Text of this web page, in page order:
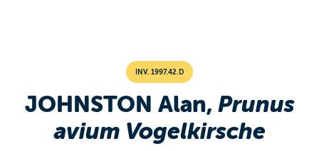
INV. 1997.42.D
JOHNSTON Alan, Prunus
avium Vogelkirsche